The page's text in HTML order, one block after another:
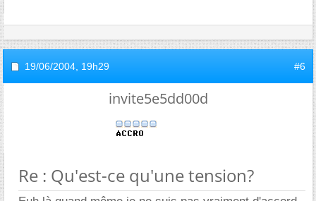
19/06/2004, 19h29 #6
invite5e5dd00d
Re : Qu'est-ce qu'une tension?